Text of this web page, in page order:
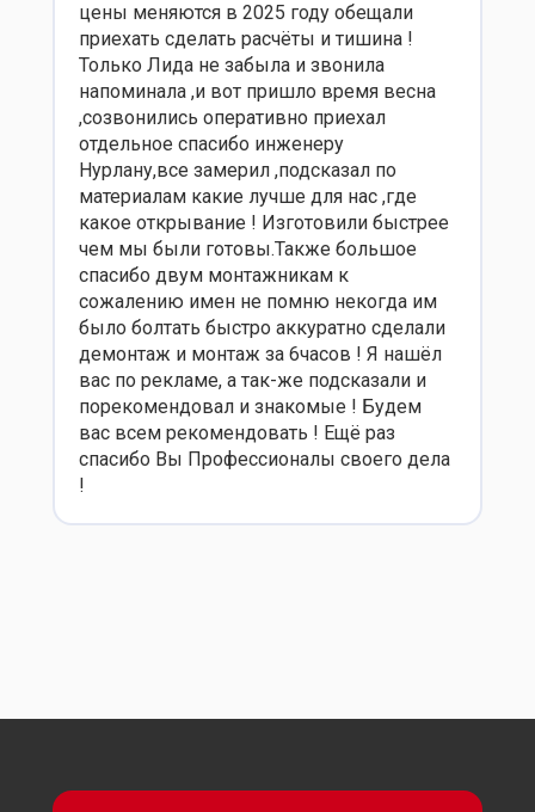
цены меняются в 2025 году обещали
приехать сделать расчёты и тишина !
Только Лида не забыла и звонила
напоминала ,и вот пришло время весна
,созвонились оперативно приехал
отдельное спасибо инженеру
Нурлану,все замерил ,подсказал по
материалам какие лучше для нас ,где
какое открывание ! Изготовили быстрее
чем мы были готовы.Также большое
спасибо двум монтажникам к
сожалению имен не помню некогда им
было болтать быстро аккуратно сделали
демонтаж и монтаж за 6часов ! Я нашёл
вас по рекламе, а так-же подсказали и
порекомендовал и знакомые ! Будем
вас всем рекомендовать ! Ещё раз
спасибо Вы Профессионалы своего дела
!